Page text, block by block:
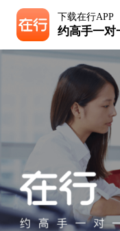
下载在行APP
约高手一对